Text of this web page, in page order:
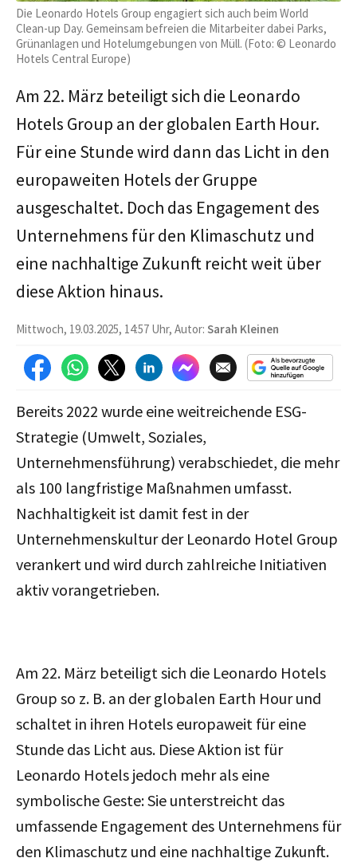
Die Leonardo Hotels Group engagiert sich auch beim World
Clean-up Day. Gemeinsam befreien die Mitarbeiter dabei Parks,
Grünanlagen und Hotelumgebungen von Müll. (Foto: © Leonardo
Hotels Central Europe)
Am 22. März beteiligt sich die Leonardo
Hotels Group an der globalen Earth Hour.
Für eine Stunde wird dann das Licht in den
europaweiten Hotels der Gruppe
ausgeschaltet. Doch das Engagement des
Unternehmens für den Klimaschutz und
eine nachhaltige Zukunft reicht weit über
diese Aktion hinaus.
Mittwoch, 19.03.2025, 14:57 Uhr, Autor: Sarah Kleinen
Bereits 2022 wurde eine weitreichende ESG-
Strategie (Umwelt, Soziales,
Unternehmensführung) verabschiedet, die mehr
als 100 langfristige Maßnahmen umfasst.
Nachhaltigkeit ist damit fest in der
Unternehmenskultur der Leonardo Hotel Group
verankert und wird durch zahlreiche Initiativen
aktiv vorangetrieben.
Am 22. März beteiligt sich die Leonardo Hotels
Group so z. B. an der globalen Earth Hour und
schaltet in ihren Hotels europaweit für eine
Stunde das Licht aus. Diese Aktion ist für
Leonardo Hotels jedoch mehr als eine
symbolische Geste: Sie unterstreicht das
umfassende Engagement des Unternehmens für
den Klimaschutz und eine nachhaltige Zukunft.